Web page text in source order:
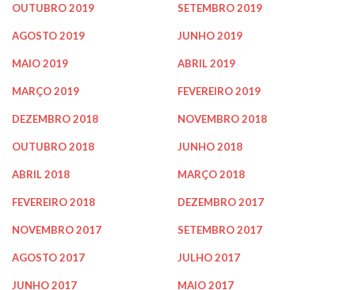
OUTUBRO 2019 SETEMBRO 2019
AGOSTO 2019 JUNHO 2019
MAIO 2019 ABRIL 2019
MARÇO 2019 FEVEREIRO 2019
DEZEMBRO 2018 NOVEMBRO 2018
OUTUBRO 2018 JUNHO 2018
ABRIL 2018 MARÇO 2018
FEVEREIRO 2018 DEZEMBRO 2017
NOVEMBRO 2017 SETEMBRO 2017
AGOSTO 2017 JULHO 2017
JUNHO 2017 MAIO 2017